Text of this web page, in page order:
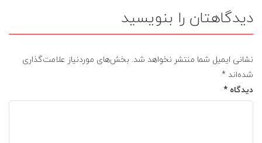
دیدگاهتان را بنویسید
نشانی ایمیل شما منتشر نخواهد شد. بخش‌های موردنیاز علامت‌گذاری
شده‌اند *
دیدگاه *